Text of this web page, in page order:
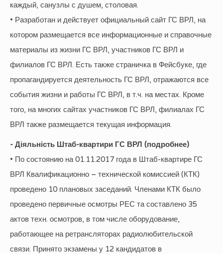
каждый, санузлы с душем, столовая.
• Разработан и действует официальный сайт ГС ВРЛ, на
котором размещается все информационные и справочные
материалы из жизни ГС ВРЛ, участников ГС ВРЛ и
филиалов ГС ВРЛ. Есть также страничка в Фейсбуке, где
пропагандируется деятельность ГС ВРЛ, отражаются все
события жизни и работы ГС ВРЛ, в т.ч. на местах. Кроме
того, на многих сайтах участников ГС ВРЛ, филиалах ГС
ВРЛ также размещается текущая информация.
- Діяльність Штаб-квартири ГС ВРЛ (подробнее)
• По состоянию на 01.11.2017 года в Штаб-квартире ГС
ВРЛ Квалификационно – технической комиссией (КТК)
проведено 10 плановых заседаний. Членами КТК было
проведено первичные осмотры РЕС та составлено 35
актов техн. осмотров, в том числе оборудование,
работающее на ретрансляторах радиолюбительской
связи. Принято экзамены у 12 кандидатов в